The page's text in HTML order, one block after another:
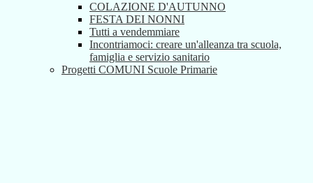
COLAZIONE D'AUTUNNO
FESTA DEI NONNI
Tutti a vendemmiare
Incontriamoci: creare un'alleanza tra scuola,
famiglia e servizio sanitario
Progetti COMUNI Scuole Primarie